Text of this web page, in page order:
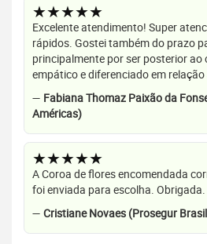
★★★★★
Excelente atendimento! Super
rápidos. Gostei também do prazo
principalmente por ser posterior
empático e diferenciado em
— Fabiana Thomaz Paixão da
Américas)
★★★★★
A Coroa de flores encomendada
foi enviada para escolha. Obrigada.
— Cristiane Novaes (Prosegur